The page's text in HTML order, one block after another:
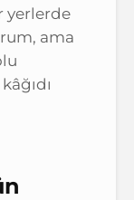
yerlerde
ama